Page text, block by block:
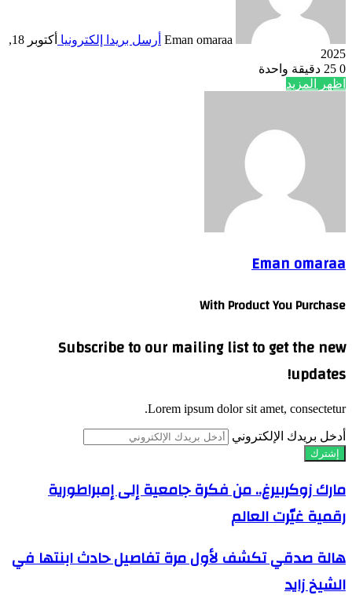
Eman omaraa أرسل بريدا إلكترونيا
أكتوبر 18,
2025
0
دقيقة واحدة
اظهر المزيد
Eman omaraa
With Product You Purchase
Subscribe to our mailing list to get the new
updates!
Lorem ipsum dolor sit amet, consectetur.
أدخل بريدك الإلكتروني
مارك زوكربيرغ.. من فكرة جامعية إلى إمبراطورية
رقمية غيّرت العالم
هالة صدقي تكشف لأول مرة تفاصيل حادث ابنتها في
الشيخ زايد